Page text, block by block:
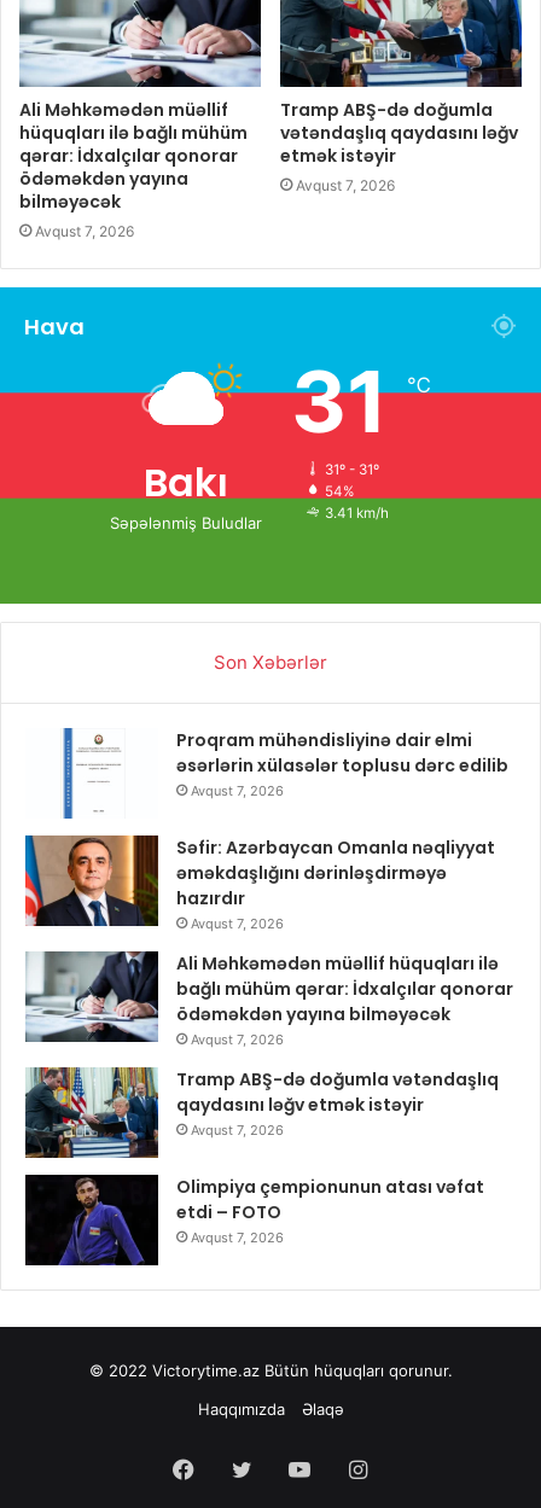
Ali Məhkəmədən müəllif
hüquqları ilə bağlı mühüm
qərar: İdxalçılar qonorar
ödəməkdən yayına
bilməyəcək
Avqust 7, 2026
Tramp ABŞ-də doğumla
vətəndaşlıq qaydasını ləğv
etmək istəyir
Avqust 7, 2026
Hava
Bakı
Səpələnmiş Buludlar
31℃
31º - 31º
54%
3.41 km/h
Son Xəbərlər
Proqram mühəndisliyinə dair elmi
əsərlərin xülasələr toplusu dərc edilib
Avqust 7, 2026
Səfir: Azərbaycan Omanla nəqliyyat
əməkdaşlığını dərinləşdirməyə
hazırdır
Avqust 7, 2026
Ali Məhkəmədən müəllif hüquqları ilə
bağlı mühüm qərar: İdxalçılar qonorar
ödəməkdən yayına bilməyəcək
Avqust 7, 2026
Tramp ABŞ-də doğumla vətəndaşlıq
qaydasını ləğv etmək istəyir
Avqust 7, 2026
Olimpiya çempionunun atası vəfat
etdi – FOTO
Avqust 7, 2026
© 2022 Victorytime.azBütün hüquqları qorunur.
Haqqımızda
Əlaqə
Facebook
Twitter YouTubeInstagram